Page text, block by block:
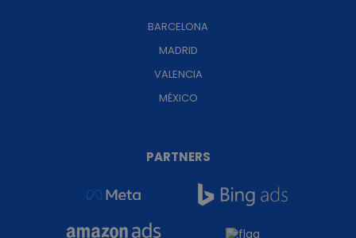
BARCELONA
MADRID
VALENCIA
MÉXICO
PARTNERS